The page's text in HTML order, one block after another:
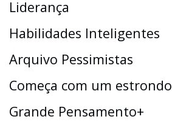
Liderança
Habilidades Inteligentes
Arquivo Pessimistas
Começa com um estrondo
Grande Pensamento+